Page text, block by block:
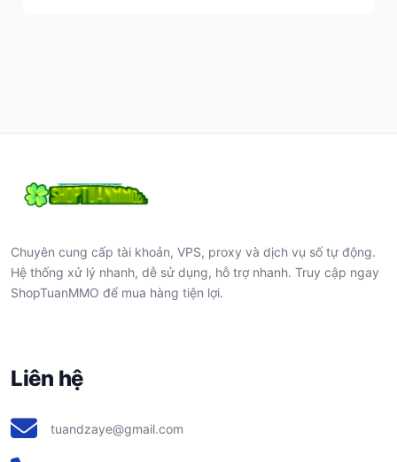
Chuyên cung cấp tài khoản, VPS, proxy và dịch vụ số tự động.
Hệ thống xử lý nhanh, dễ sử dụng, hỗ trợ nhanh. Truy cập ngay
ShopTuanMMO để mua hàng tiện lợi.
Liên hệ
tuandzaye@gmail.com